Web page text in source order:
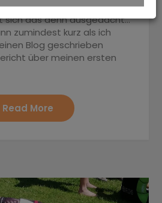
See für 750 Meter zu
sich das denn ausgedacht…
zumindest kurz als ich
Blog geschrieben
über meinen ersten
Read More